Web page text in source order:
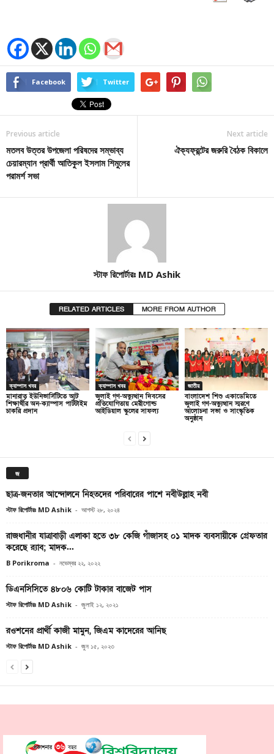
Facebook Twitter
Previous article
মতলব উত্তর উপজেলা পরিষদের সম্ভাব্য
চেয়ারম্যান প্রার্থী আতিকুল ইসলাম শিমুলের
পরামর্শ সভা
Next article
ঐক্যফ্রন্টের জরুরি বৈঠক বিকালে
স্টাফ রিপোর্টারঃ MD Ashik
RELATED ARTICLES MORE FROM AUTHOR
ক্যাম্পাস খবর
মানারাত ইউনিভার্সিটিতে আট
শিক্ষার্থীর অন-ক্যাম্পাস পার্টটাইম
চাকরি প্রদান
ক্যাম্পাস খবর
জুলাই গণ-অভ্যুত্থান দিবসের
প্রতিযোগিতায় মেরীগোল্ড
আইডিয়াল স্কুলের সাফল্য
জাতীয়
বাংলাদেশ শিশু একাডেমিতে
জুলাই গণ-অভ্যুত্থান স্মরণে
আলোচনা সভা ও সাংস্কৃতিক
অনুষ্ঠান
জ
ছাত্র-জনতার আন্দোলনে নিহতদের পরিবারের পাশে নবীউল্লাহ নবী
স্টাফ রিপোর্টারঃ MD Ashik - আগস্ট ২৮, ২০২৪
রাজধানীর যাত্রাবাড়ী এলাকা হতে ৩৮ কেজি গাঁজাসহ ০১ মাদক ব্যবসায়ীকে গ্রেফতার
করেছে র‌্যাব; মাদক...
B Porikroma - নভেম্বর ২২, ২০২২
ডিএনসিসিতে ৪৮০৬ কোটি টাকার বাজেট পাস
স্টাফ রিপোর্টারঃ MD Ashik - জুলাই ১২, ২০২১
রওশনের প্রার্থী কাজী মামুন, জিএম কাদেরের আনিছ
স্টাফ রিপোর্টারঃ MD Ashik - জুন ১৫, ২০২৩